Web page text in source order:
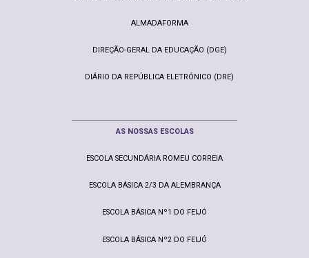
ALMADAFORMA
DIREÇÃO-GERAL DA EDUCAÇÃO (DGE)
DIÁRIO DA REPÚBLICA ELETRÓNICO (DRE)
AS NOSSAS ESCOLAS
ESCOLA SECUNDÁRIA ROMEU CORREIA
ESCOLA BÁSICA 2/3 DA ALEMBRANÇA
ESCOLA BÁSICA Nº1 DO FEIJÓ
ESCOLA BÁSICA Nº2 DO FEIJÓ